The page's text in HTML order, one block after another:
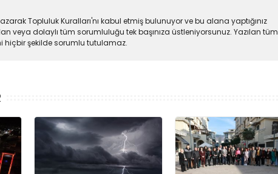
Topluluk Kuralları'nı kabul etmiş bulunuyor ve bu alana yaptığınız
veya dolaylı tüm sorumluluğu tek başınıza üstleniyorsunuz. Yazılan tüm
şekilde sorumlu tutulamaz.